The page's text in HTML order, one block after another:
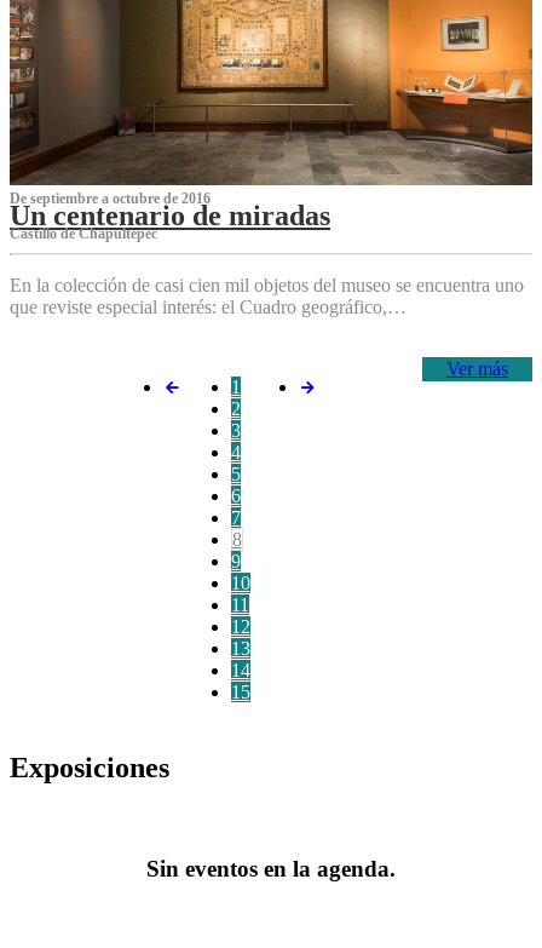
De septiembre a octubre de 2016
Un centenario de miradas
Castillo de Chapultepec
En la colección de casi cien mil objetos del museo se encuentra uno
que reviste especial interés: el Cuadro geográfico,…
Ver más
1
2
3
4
5
6
7
8
9
10
11
12
13
14
15
Exposiciones
Sin eventos en la agenda.